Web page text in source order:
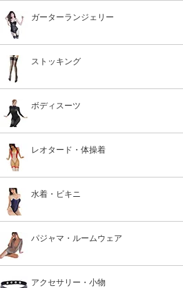
ガーターランジェリー
ストッキング
ボディスーツ
レオタード・体操着
水着・ビキニ
パジャマ・ルームウェア
アクセサリー・小物